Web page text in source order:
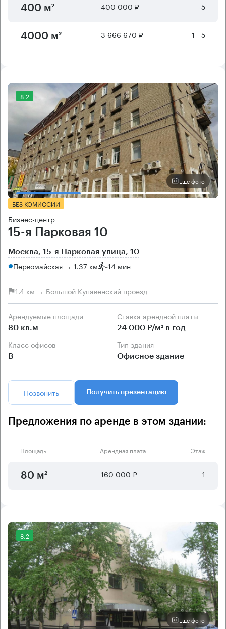
400 м² 400 000 ₽ 5
4000 м² 3 666 670 ₽ 1 - 5
8.2
Еще фото
БЕЗ КОМИССИИ
Бизнес-центр
15-я Парковая 10
Москва, 15-я Парковая улица, 10
Первомайская → 1.37 км ~14 мин
1.4 км → Большой Купавенский проезд
Арендуемые площади
80 кв.м
Ставка арендной платы
24 000 Р/м² в год
Класс офисов
B
Тип здания
Офисное здание
Позвонить Получить презентацию
Предложения по аренде в этом здании:
Площадь Арендная плата Этаж
80 м² 160 000 ₽ 1
8.2
Еще фото